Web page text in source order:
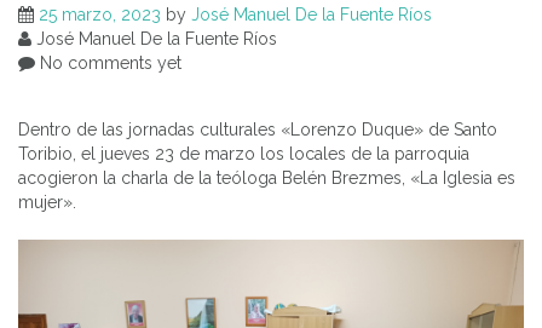
25 marzo, 2023 by José Manuel De la Fuente Ríos
José Manuel De la Fuente Ríos
No comments yet
Dentro de las jornadas culturales «Lorenzo Duque» de Santo
Toribio, el jueves 23 de marzo los locales de la parroquia
acogieron la charla de la teóloga Belén Brezmes, «La Iglesia es
mujer».